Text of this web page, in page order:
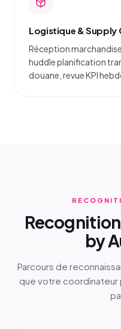
Logistique & Supply
Réception
huddle planification
douane, revue KPI
by
Parcours de
que votre coordinateur